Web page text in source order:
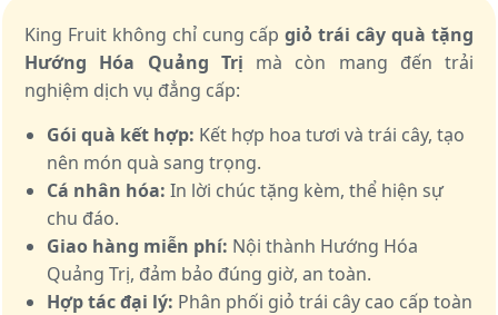
King Fruit không chỉ cung cấpgiỏ trái cây quà tặng
Hướng Hóa Quảng Trị mà còn mang đến trải
nghiệm dịch vụ đẳng cấp:
Gói quà kết hợp: Kết hợp hoa tươi và trái cây, tạo
nên món quà sang trọng.
Cá nhân hóa: In lời chúc tặng kèm, thể hiện sự
chu đáo.
Giao hàng miễn phí: Nội thành Hướng Hóa
Quảng Trị, đảm bảo đúng giờ, an toàn.
Hợp tác đại lý: Phân phối giỏ trái cây cao cấp toàn